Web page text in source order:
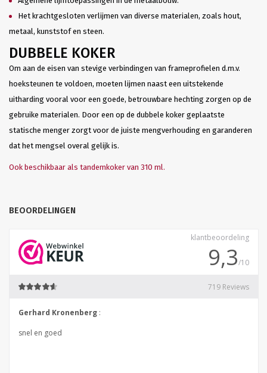
Het krachtgesloten verlijmen van diverse materialen, zoals hout,
metaal, kunststof en steen.
DUBBELE KOKER
Om aan de eisen van stevige verbindingen van frameprofielen d.m.v.
hoeksteunen te voldoen, moeten lijmen naast een uitstekende
uitharding vooral voor een goede, betrouwbare hechting zorgen op de
gebruike materialen. Door een op de dubbele koker geplaatste
statische menger zorgt voor de juiste mengverhouding en garanderen
dat het mengsel overal gelijk is.
Ook beschikbaar als tandemkoker van 310 ml.
BEOORDELINGEN